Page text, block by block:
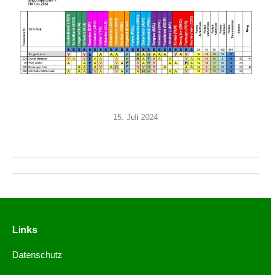
15. Juli 2024
Links
Datenschutz